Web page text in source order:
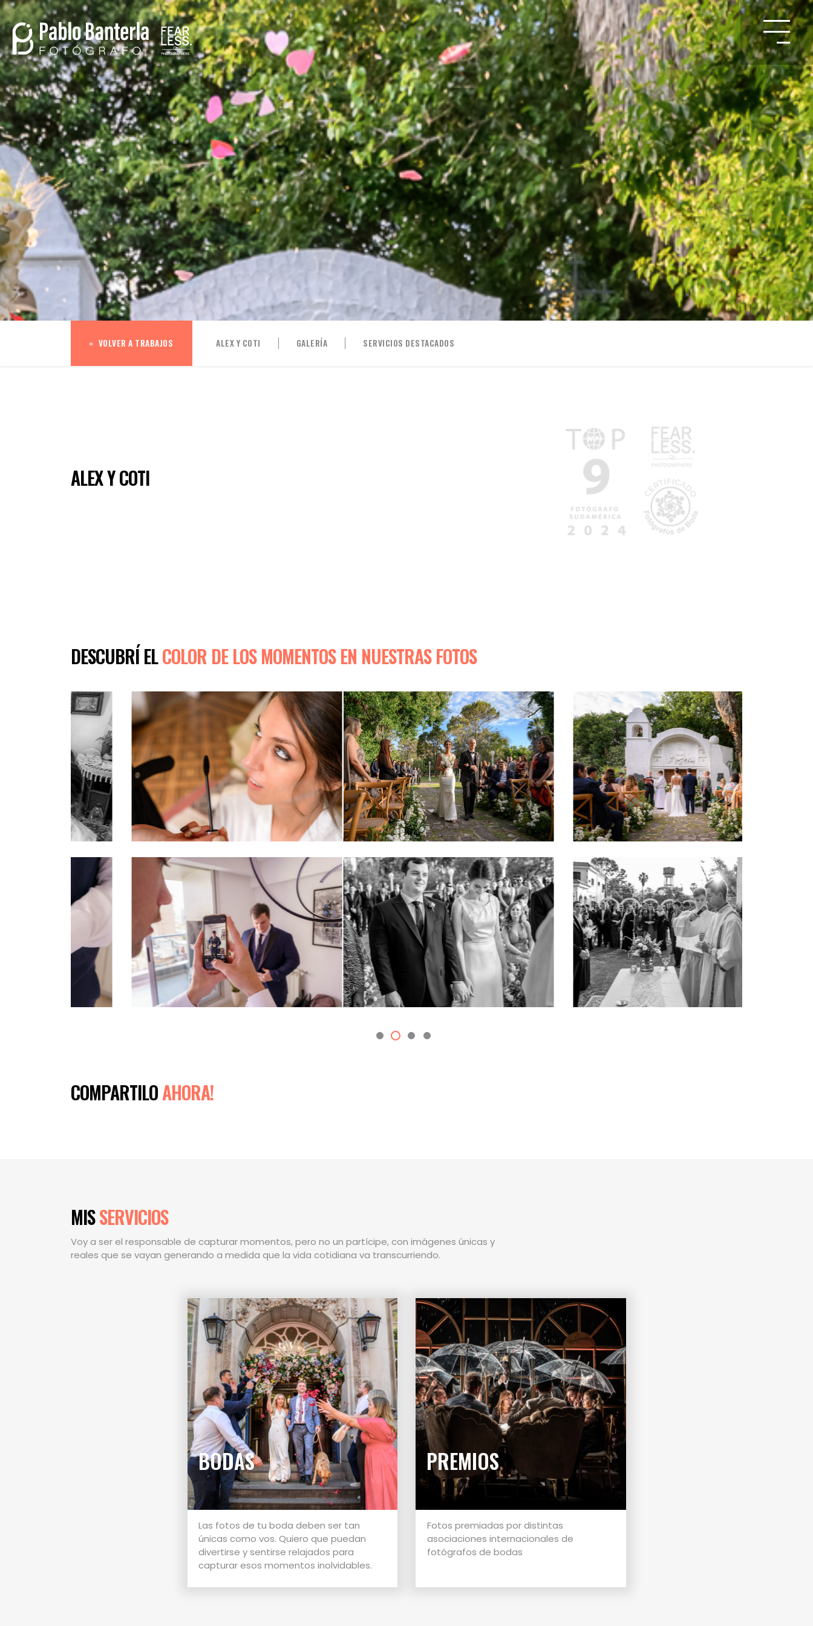
VOLVER A TRABAJOS ALEX Y COTI GALERÍA SERVICIOS DESTACADOS
ALEX Y COTI
DESCUBRÍ ELCOLOR DE LOS MOMENTOS EN NUESTRAS FOTOS
COMPARTILOAHORA!
MISSERVICIOS
Voy a ser el responsable de capturar momentos, pero no un partícipe, con imágenes únicas y
reales que se vayan generando a medida que la vida cotidiana va transcurriendo.
BODAS
Las fotos de tu boda deben ser tan
únicas como vos. Quiero que puedan
divertirse y sentirse relajados para
capturar esos momentos inolvidables.
PREMIOS
Fotos premiadas por distintas
asociaciones internacionales de
fotógrafos de bodas